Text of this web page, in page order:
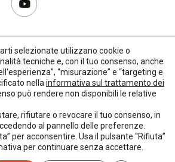
Copyright 2017–2026
Privacy Policy
selezionate utilizzano cookie o
tecniche e, con il tuo consenso, anche
“misurazione” e “targeting e
nella informativa sul trattamento dei
può rendere non disponibili le relative
rifiutare o revocare il tuo consenso, in
al pannello delle preferenze.
per acconsentire. Usa il pulsante “Rifiuta”
per continuare senza accettare.